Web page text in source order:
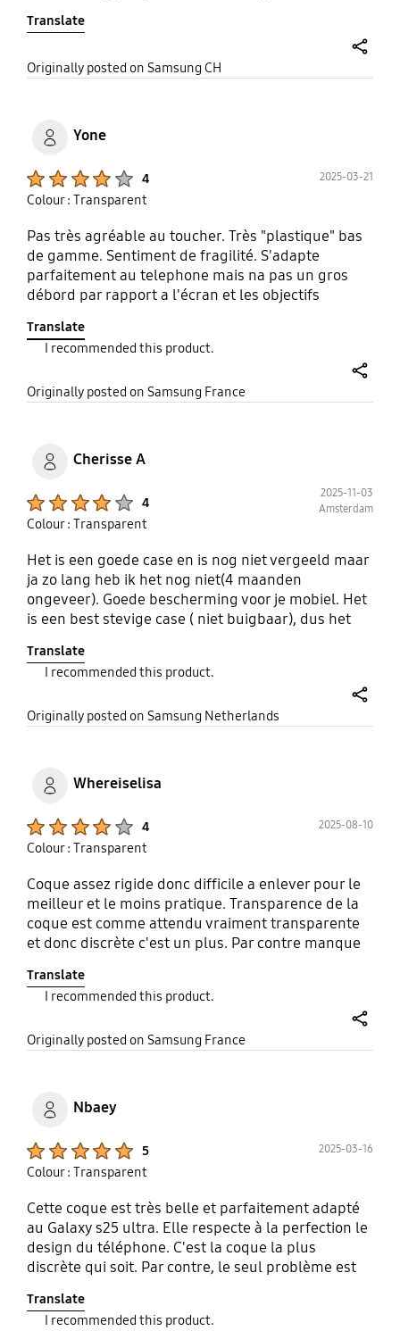
Handy ploppt gleich raus. Es macht auch ein
hässliches "Klack" Geräusch an den seiten, sobald
man Tippt oder das Handy bedient...
Translate
Originally posted on Samsung CH
Yone
4 2025-03-21
Colour : Transparent
Pas très agréable au toucher. Très "plastique" bas
de gamme. Sentiment de fragilité. S'adapte
parfaitement au telephone mais na pas un gros
débord par rapport a l'écran et les objectifs
fonction de protection contre les chutes pour la
structure et les rayures pour les objectifs et l'écran
Translate
I recommended this product.
Originally posted on Samsung France
Cherisse A
4
2025-11-03
Amsterdam
Colour : Transparent
Het is een goede case en is nog niet vergeeld maar
ja zo lang heb ik het nog niet(4 maanden
ongeveer). Goede bescherming voor je mobiel. Het
is een best stevige case ( niet buigbaar), dus het
even voor mij om mijn mobiel eruit te kunnen
krijgen. Snelle verzendingen goed verpakt.
Translate
I recommended this product.
Originally posted on Samsung Netherlands
Whereiselisa
4 2025-08-10
Colour : Transparent
Coque assez rigide donc difficile a enlever pour le
meilleur et le moins pratique. Transparence de la
coque est comme attendu vraiment transparente
et donc discrète c'est un plus. Par contre manque
entrées de câbles ce que je trouve étonnant. Donc
OK mais pas parfait.
Translate
I recommended this product.
Originally posted on Samsung France
Nbaey
5 2025-03-16
Colour : Transparent
Cette coque est très belle et parfaitement adapté
au Galaxy s25 ultra. Elle respecte à la perfection le
design du téléphone. C'est la coque la plus
discrète qui soit. Par contre, le seul problème est
l'appareil en cas de chute. C'est a pendre en
considération.
Translate
I recommended this product.